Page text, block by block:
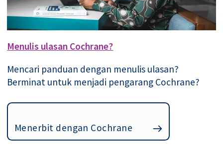
Menulis ulasan Cochrane?
Mencari panduan dengan menulis ulasan?
Berminat untuk menjadi pengarang Cochrane?
Menerbit dengan Cochrane